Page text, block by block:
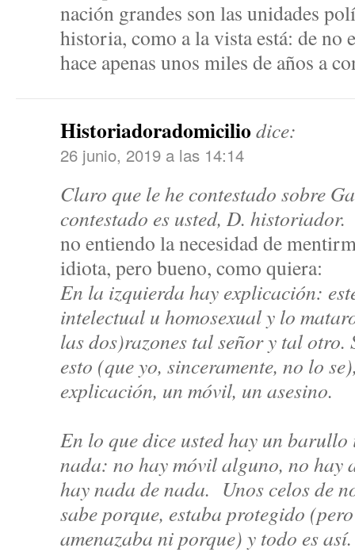
nación grandes son las unidades
historia, como a la vista está: de
hace apenas unos miles de años a
Historiadoradomiciliodice:
26 junio, 2019 a las 14:14
Claro que le he contestado sobre
contestado es usted, D. historiador.
no entiendo la necesidad de
idiota, pero bueno, como quiera:
En la izquierda hay explicación:
intelectual u homosexual y lo
las dos)razones tal señor y tal otro.
esto (que yo, sinceramente, no lo
explicación, un móvil, un asesino.
En lo que dice usted hay un barullo
nada: no hay móvil alguno, no hay
hay nada de nada. Unos celos de
sabe porque, estaba protegido
amenazaba ni porque) y todo es